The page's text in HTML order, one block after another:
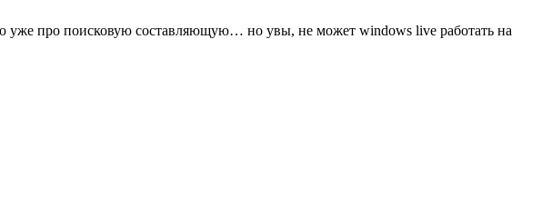
уже про поисковую составляющую… но увы, не может windows live работать на